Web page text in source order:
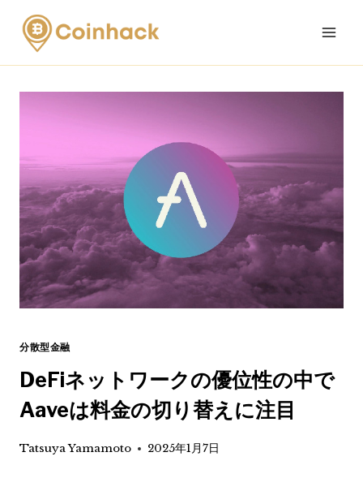
Skip
content
分散型金融
DeFiネットワークの優位性の中で
Aaveは料金の切り替えに注目
Tatsuya Yamamoto 2025年1月7日